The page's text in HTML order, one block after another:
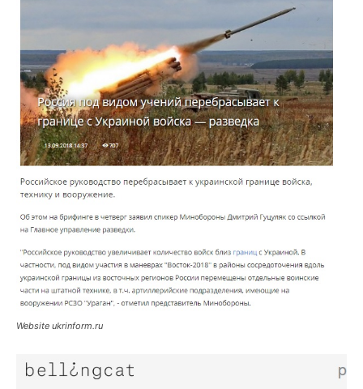
Website ukrinform.ru